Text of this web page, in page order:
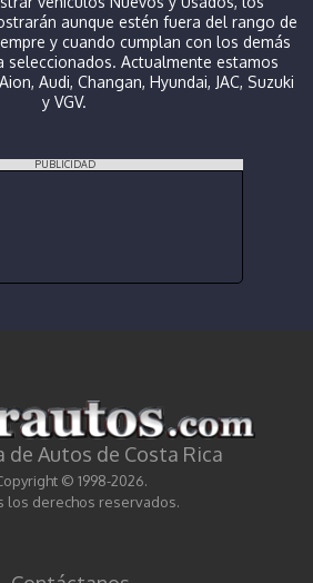
aunque estén fuera del rango de
y cuando cumplan con los demás
seleccionados. Actualmente estamos
Audi, Changan, Hyundai, JAC, Suzuki
y VGV.
PUBLICIDAD
de Autos de Costa Rica
© 1998-2026.
los derechos reservados.